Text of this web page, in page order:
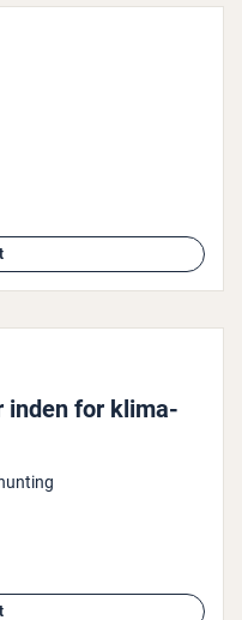
inden for kli­ma­